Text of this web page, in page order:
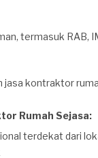
termasuk RAB,
jasa kontraktor
Rumah Sejasa:
terdekat dari